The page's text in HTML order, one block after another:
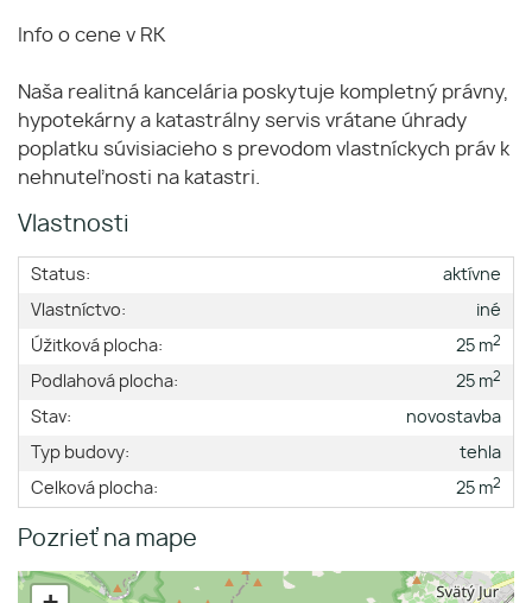
Info o cene v RK
Naša realitná kancelária poskytuje kompletný právny,
hypotekárny a katastrálny servis vrátane úhrady
poplatku súvisiacieho s prevodom vlastníckych práv k
nehnuteľnosti na katastri.
Vlastnosti
Status:
aktívne
Vlastníctvo:
iné
Úžitková plocha:
25 m2
Podlahová plocha: 25 m2
Stav:
novostavba
Typ budovy:
tehla
Celková plocha:
25 m2
Pozrieť na mape